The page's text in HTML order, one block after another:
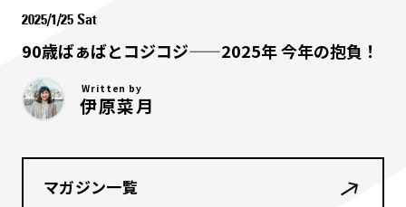
2025/1/25 Sat
90歳ばぁばとコジコジ——2025年 今年の抱負！
Written by
伊原菜月
マガジン一覧